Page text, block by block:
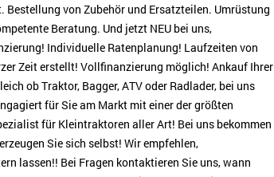
von Zubehör und Ersatzteilen. Umrüstung
Beratung. Und jetzt NEU bei uns,
Individuelle Ratenplanung! Laufzeiten von
Zeit erstellt! Vollfinanzierung möglich! Ankauf Ihrer
ob Traktor, Bagger, ATV oder Radlader, bei uns
für Sie am Markt mit einer der größten
für Kleintraktoren aller Art! Bei uns bekommen
Sie sich selbst! Wir empfehlen,
lassen!! Bei Fragen kontaktieren Sie uns, wann